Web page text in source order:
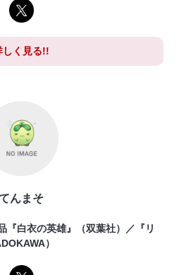
しく見る!!
んまそ
『白衣の英雄』（双葉社）／『リ
）